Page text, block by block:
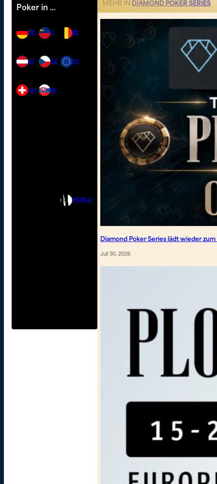
Poker in …
DE
AT
CH
LI
CZ
SK
BE
EU
WORLD
MEHR IN DIAMOND POKER SERIES
Diamond Poker Series lädt wieder
Juli 30, 2026